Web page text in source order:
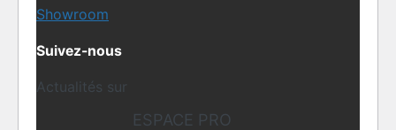
Showroom
Suivez-nous
Actualités sur
ESPACE PRO